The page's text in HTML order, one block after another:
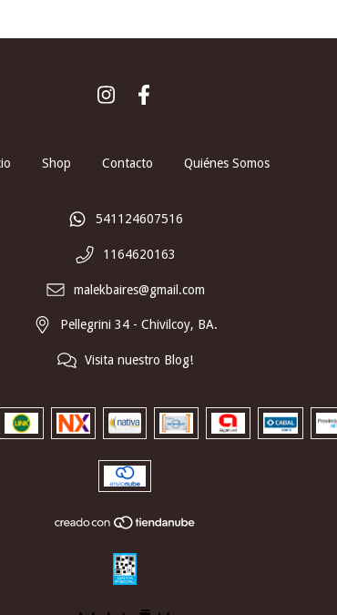
Shop Contacto Quiénes Somos
541124607516
1164620163
malekbaires@gmail.com
Pellegrini 34 - Chivilcoy, BA.
Visita nuestro Blog!